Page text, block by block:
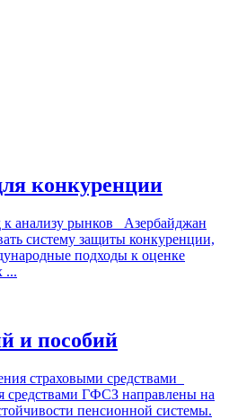
конкуренции
к анализу рынков Азербайджан
систему защиты конкуренции,
подходы к оценке
...
и пособий
страховыми средствами
средствами ГФСЗ направлены на
пенсионной системы.